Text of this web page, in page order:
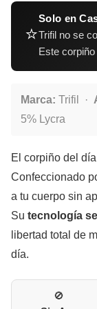
⭐
Solo en
Trifil no se
Este
Marca: Trifil ·
5% Lycra
El corpiño del
Confeccionado
a tu cuerpo sin
Su tecnología
libertad total de
día.
🚫